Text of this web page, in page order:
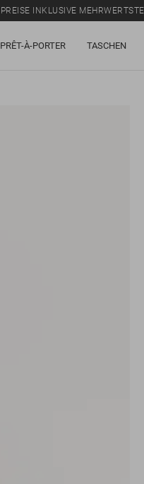
INKLUSIVE
PRÊT-À-PORTER TASCHEN